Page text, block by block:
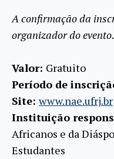
A confirmação da
organizador do evento.
Valor: Gratuito
Período de
Site:www.nae.ufrj.br
Instituição
Africanos e da
Estudantes